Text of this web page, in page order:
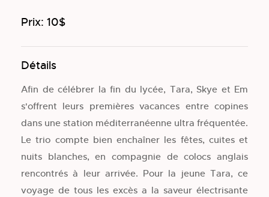
Prix: 10$
Détails
Afin de célébrer la fin du lycée, Tara, Skye et Em
s'offrent leurs premières vacances entre copines
dans une station méditerranéenne ultra fréquentée.
Le trio compte bien enchaîner les fêtes, cuites et
nuits blanches, en compagnie de colocs anglais
rencontrés à leur arrivée. Pour la jeune Tara, ce
voyage de tous les excès a la saveur électrisante